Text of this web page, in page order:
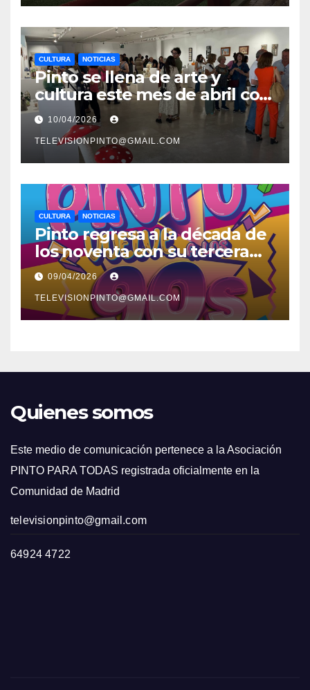
CULTURA NOTICIAS
Pinto se llena de arte y
cultura este mes de abril con
una variada programación de
exposiciones y espectáculos
10/04/2026
TELEVISIONPINTO@GMAIL.COM
CULTURA NOTICIAS
Pinto regresa a la década de
los noventa con su tercera
feria temática y deportiva
09/04/2026
TELEVISIONPINTO@GMAIL.COM
Quienes somos
Este medio de comunicación pertenece a la Asociación
PINTO PARA TODAS registrada oficialmente en la
Comunidad de Madrid
televisionpinto@gmail.com
64924 4722